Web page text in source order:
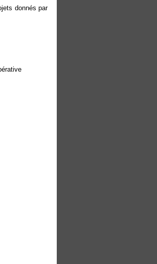
donnés par